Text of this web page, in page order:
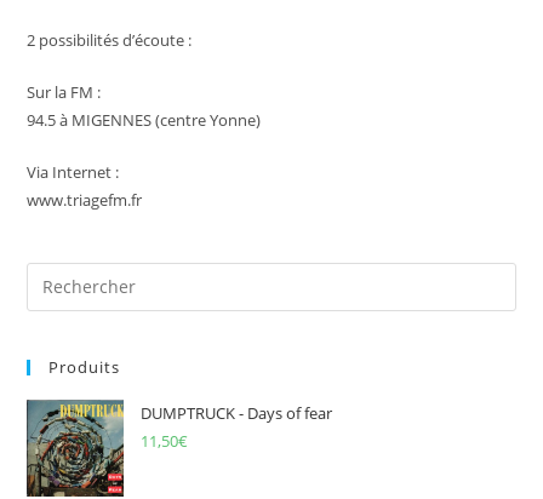
2 possibilités d’écoute :
Sur la FM :
94.5 à MIGENNES (centre Yonne)
Via Internet :
www.triagefm.fr
Produits
DUMPTRUCK - Days of fear
11,50€